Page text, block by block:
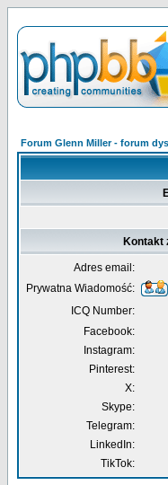
Forum Glenn Miller - forum
Kontakt
Adres email:
Prywatna Wiadomość:
ICQ Number:
Facebook:
Instagram:
Pinterest:
X:
Skype:
Telegram:
LinkedIn:
TikTok: